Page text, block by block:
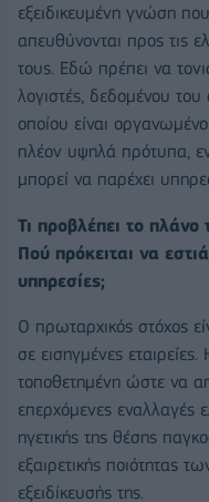
εξειδικευμένη γνώση
απευθύνονται προς τις
τους. Εδώ πρέπει να
λογιστές, δεδομένου
οποίου είναι
πλέον υψηλά πρότυπα,
μπορεί να παρέχει
Τι προβλέπει το πλάνο
Πού πρόκειται να
υπηρεσίες;
Ο πρωταρχικός στόχος
σε εισηγμένες
τοποθετημένη ώστε να
επερχόμενες εναλλαγές
ηγετικής της θέσης
εξαιρετικής ποιότητας
εξειδίκευσής της.